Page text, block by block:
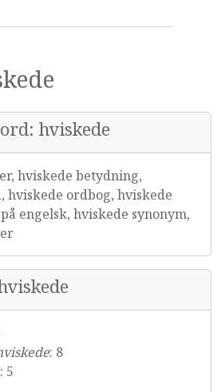
hviskede
hviskede betydning,
hviskede ordbog, hviskede
engelsk, hviskede synonym,
: 8
5